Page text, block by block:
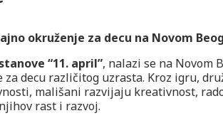
okruženje za decu na Novom
“11. april”, nalazi se na Novom
decu različitog uzrasta. Kroz igru,
mališani razvijaju kreativnost,
rast i razvoj.